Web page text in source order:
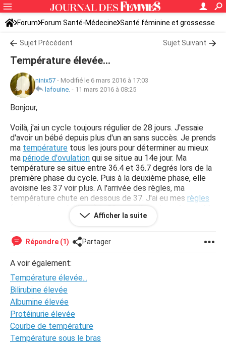
Forum Forum Santé-Médecine Santé féminine et grossesse
Sujet Précédent Sujet Suivant
Température élevée...
ninix57 - Modifié le 6 mars 2016 à 17:03
lafouine. - 11 mars 2016 à 08:25
Bonjour,
Voilà, j'ai un cycle toujours régulier de 28 jours. J'essaie
d'avoir un bébé depuis plus d'un an sans succès. Je prends
ma température tous les jours pour déterminer au mieux
ma période d'ovulation qui se situe au 14e jour. Ma
température se situe entre 36.4 et 36.7 degrés lors de la
première phase du cycle. Puis à la deuxième phase, elle
avoisine les 37 voir plus. A l'arrivée des règles, ma
température chute en dessous de 37. J'ai eu mes règles
(un peu bizarre d’ailleurs) le 02 mars, il y a donc 4 jours. Ma
température est toujours haute cependant, ce matin par
Je suis fatiguée en ce moment et je ne sais pas si cela
joue sur ma température. Qu'en pensez-vous ? Quelqu'un
est-il dans ce cas ?
Merci pour vos réponses !
Afficher la suite
Répondre (1) Partager
A voir également:
Température élevée...
Bilirubine élevée
Albumine élevée
Protéinurie élevée
Courbe de température
Température sous le bras